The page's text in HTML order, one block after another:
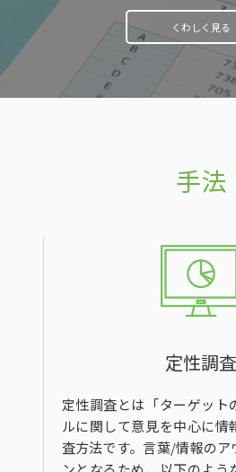
くわしく見る
手法
定性調査
定性調査とは「ターゲット
ルに関して意見を中心に情
査方法です。言葉/情報のア